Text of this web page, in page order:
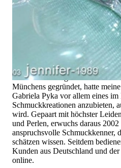
Hochwertiger Schmuck ist vor
Vertrauens. Zugleich sollte er
die ihn trägt. Schmuck „von der
uns ebenso wenig finden wie
Hochwertiger Schmuck ist mehr
ist nicht nur unsere
mit dem alles begann. 1995 als
Münchens gegründet, hatte
Gabriela Pyka vor allem eines
Schmuckkreationen anzubieten,
wird. Gepaart mit höchster
und Perlen, erwuchs daraus
anspruchsvolle Schmuckkenner,
schätzen wissen. Seitdem
Kunden aus Deutschland und
online.